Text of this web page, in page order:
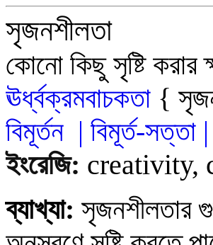
সৃজনশীলতা
কোনো কিছু সৃষ্টি করার
ঊর্ধ্বক্রমবাচকতা {
বিমূর্তন | বিমূর্ত-সত্ত |
ইংরেজি: creativity,
ব্যাখ্যা: সৃজনশীলতার